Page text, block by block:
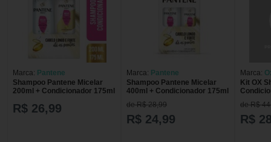
Marca: Pantene
Shampoo Pantene Micelar
200ml + Condicionador 175ml
R$ 26,99
Marca: Pantene
Shampoo Pantene Micelar
400ml + Condicionador 175ml
de R$ 28,99
R$ 24,99
Marca:
Kit OX
KIT OX
170ML
de R$
R$